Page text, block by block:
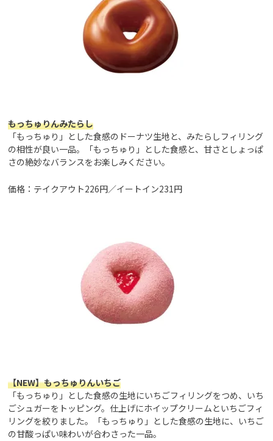
もっちゅりんみたらし
「もっちゅり」とした食感のドーナツ生地と、みたらしフィリング
の相性が良い一品。「もっちゅり」とした食感と、甘さとしょっぱ
さの絶妙なバランスをお楽しみください。
価格：テイクアウト226円／イートイン231円
【NEW】もっちゅりんいちご
「もっちゅり」とした食感の生地にいちごフィリングをつめ、いち
ごシュガーをトッピング。仕上げにホイップクリームといちごフィ
リングを絞りました。「もっちゅり」とした食感の生地に、いちご
の甘酸っぱい味わいが合わさった一品。